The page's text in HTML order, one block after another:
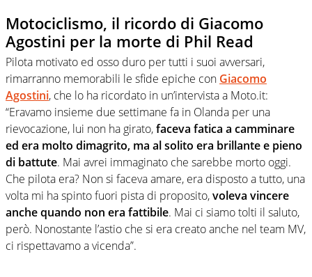
Motociclismo, il ricordo di Giacomo
Agostini per la morte di Phil Read
Pilota motivato ed osso duro per tutti i suoi avversari,
rimarranno memorabili le sfide epiche con Giacomo
Agostini, che lo ha ricordato in un’intervista a Moto.it:
“Eravamo insieme due settimane fa in Olanda per una
rievocazione, lui non ha girato,faceva fatica a camminare
ed era molto dimagrito, ma al solito era brillante e pieno
di battute. Mai avrei immaginato che sarebbe morto oggi.
Che pilota era? Non si faceva amare, era disposto a tutto, una
volta mi ha spinto fuori pista di proposito,voleva vincere
anche quando non era fattibile. Mai ci siamo tolti il saluto,
però. Nonostante l’astio che si era creato anche nel team MV,
ci rispettavamo a vicenda”.